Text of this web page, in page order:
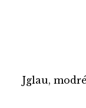
Jglau,